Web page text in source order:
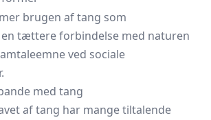
brugen af tang som
tættere forbindelse med naturen
ved sociale
med tang
af tang har mange tiltalende